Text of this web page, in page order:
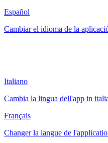
Español
Cambiar el idioma de la
Italiano
Cambia la lingua dell'app in
Français
Changer la langue de